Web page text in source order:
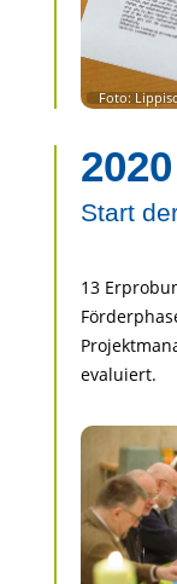
2020
Start
13
evaluiert.